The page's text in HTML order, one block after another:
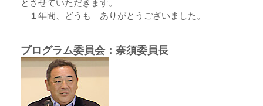
とさせていただきます。
１年間、どうも ありがとうございました。
プログラム委員会：奈須委員長